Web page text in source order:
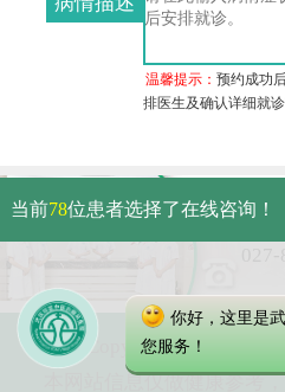
温馨提示：预约成功
排医生及确认详细就诊
武
免
Copyright 2023 武汉
本网站信息仅做健康参考
当前78位患者选择了在线咨询！
你好，这里是
您服务！